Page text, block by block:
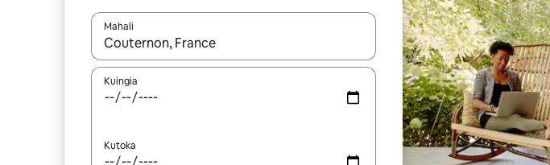
Mahali
Wakati matokeo yanapatikana, vinjari kwa kutumia vitufe vya vishale vya juu na chini
Kuingia
Kutoka